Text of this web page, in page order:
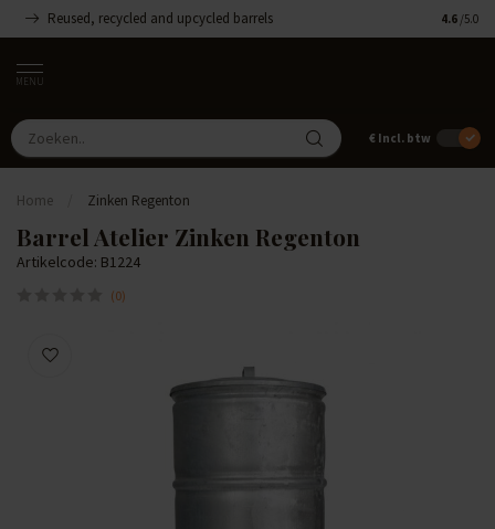
Reused, recycled and upcycled barrels 4.6 /5.0
MENU
€ Incl. btw
Home Zinken Regenton
Barrel Atelier Zinken Regenton
Artikelcode: B1224
(0)